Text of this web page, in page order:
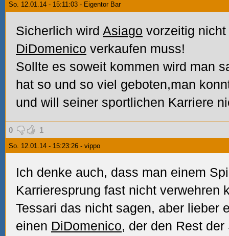
So. 12.01.14 - 15:11:03 - Eigentor Bar
Sicherlich wird Asiago vorzeitig
DiDomenico verkaufen muss!
Sollte es soweit kommen wird man
hat so und so viel geboten,man
und will seiner sportlichen Karriere
0 1
So. 12.01.14 - 15:23:26 - vippo
Ich denke auch, dass man einem
Karrieresprung fast nicht verwehren
Tessari das nicht sagen, aber lieber
einen DiDomenico, der den Rest